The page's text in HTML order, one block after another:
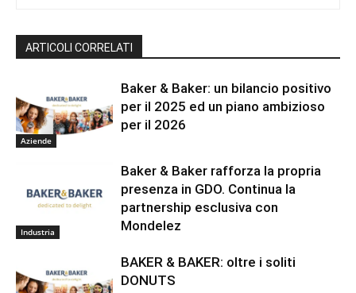
ARTICOLI CORRELATI
Aziende
Baker & Baker: un bilancio positivo
per il 2025 ed un piano ambizioso
per il 2026
Industria
Baker & Baker rafforza la propria
presenza in GDO. Continua la
partnership esclusiva con
Mondelez
BAKER & BAKER: oltre i soliti
DONUTS